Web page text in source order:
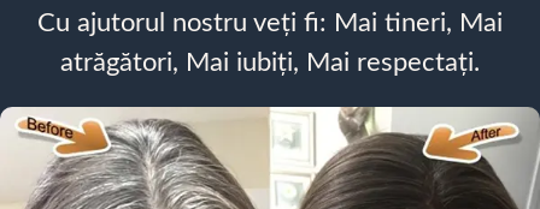
Cu ajutorul nostru veți fi: Mai tineri, Mai
atrăgători, Mai iubiți, Mai respectați.